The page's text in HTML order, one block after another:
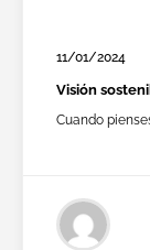
11/01/2024
Visión
Cuando